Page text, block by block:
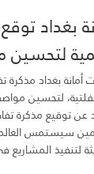
بغداد
بغداد مذكرة
لتحسين
عن توقيع مذكرة
سيستمس
لتنفيذ